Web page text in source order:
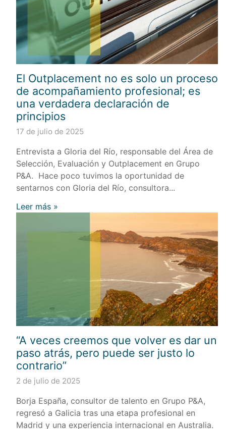
El Outplacement no es solo un proceso
de acompañamiento profesional; es
una verdadera declaración de
principios
17 de julio de 2025
Entrevista a Gloria del Río, responsable del Área de
Selección, Evaluación y Outplacement en Grupo
P&A. Hace poco tuvimos la oportunidad de
sentarnos con Gloria del Río, consultora...
Leer más »
“A veces creemos que volver es dar un
paso atrás, pero puede ser justo lo
contrario”
2 de julio de 2025
Borja España, consultor de talento en Grupo P&A,
regresó a Galicia tras una etapa profesional en
Madrid y una experiencia internacional en Australia.